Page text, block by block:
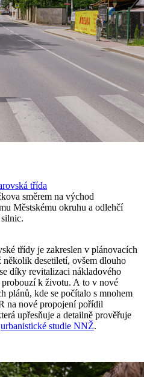
třída
směrem na východ
Městskému okruhu a odlehčí
třídy je zakreslen v plánovacích
desetiletí, ovšem dlouho
díky revitalizaci nákladového
k životu. A to v nové
plánů, kde se počítalo s mnohem
na nové propojení pořídil
upřesňuje a detailně prověřuje
urbanistické studie NNŽ.